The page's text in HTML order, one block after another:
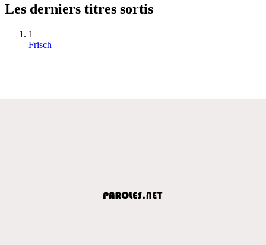
Les derniers titres sortis
1
Frisch